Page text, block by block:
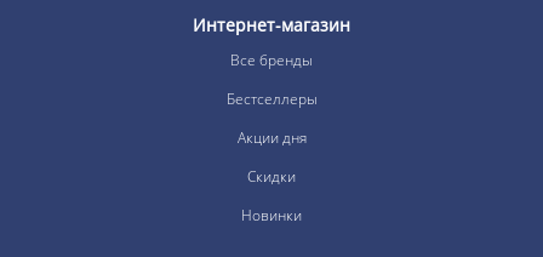
Интернет-магазин
Все бренды
Бестселлеры
Акции дня
Скидки
Новинки